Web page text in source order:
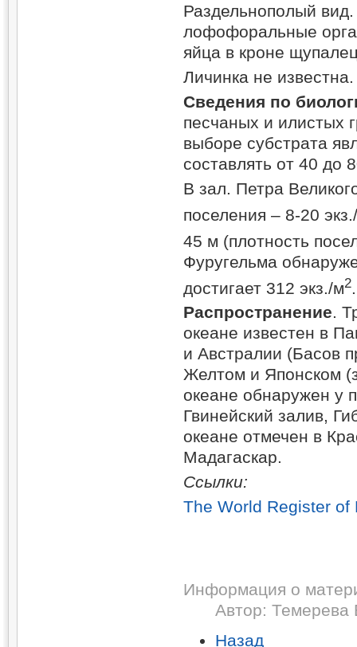
Раздельнополый
лофофоральные
яйца в кроне
Личинка не известна.
Сведения по
песчаных и илистых
выборе субстрата
составлять от 40 до
В зал. Петра
поселения – 8-20
45 м (плотность
Фуругельма
достигает 312 экз./м2
Распространение.
океане известен в
и Австралии (Басов
Желтом и Японском
океане обнаружен у
Гвинейский залив,
океане отмечен в
Мадагаскар.
Ссылки:
The World Register of
Информация о
Автор: Темерева
Назад